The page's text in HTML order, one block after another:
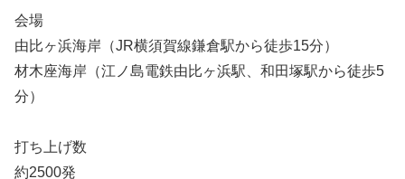
会場
由比ヶ浜海岸（JR横須賀線鎌倉駅から徒歩15分）
材木座海岸（江ノ島電鉄由比ヶ浜駅、和田塚駅から徒歩5
分）
打ち上げ数
約2500発